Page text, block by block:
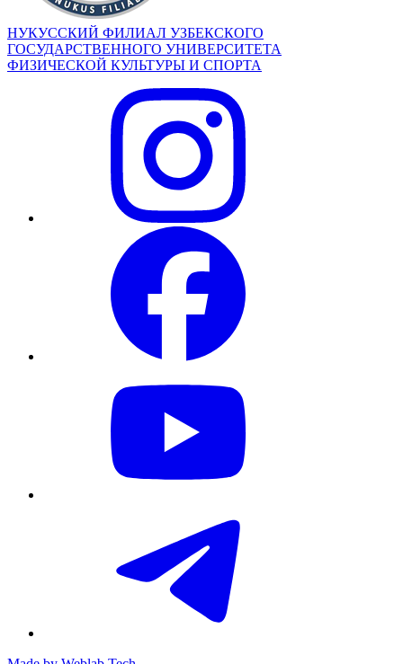
НУКУССКИЙ ФИЛИАЛ УЗБЕКСКОГО
ГОСУДАРСТВЕННОГО УНИВЕРСИТЕТА
ФИЗИЧЕСКОЙ КУЛЬТУРЫ И СПОРТА